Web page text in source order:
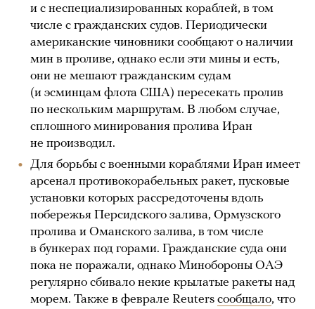
и с неспециализированных кораблей, в том
числе с гражданских судов. Периодически
американские чиновники сообщают о наличии
мин в проливе, однако если эти мины и есть,
они не мешают гражданским судам
(и эсминцам флота США) пересекать пролив
по нескольким маршрутам. В любом случае,
сплошного минирования пролива Иран
не производил.
Для борьбы с военными кораблями Иран имеет
арсенал противокорабельных ракет, пусковые
установки которых рассредоточены вдоль
побережья Персидского залива, Ормузского
пролива и Оманского залива, в том числе
в бункерах под горами. Гражданские суда они
пока не поражали, однако Минобороны ОАЭ
регулярно сбивало некие крылатые ракеты над
морем. Также в феврале Reuters сообщало, что